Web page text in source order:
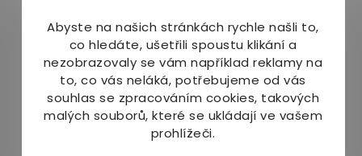
Abyste na našich stránkách rychle našli to,
co hledáte, ušetřili spoustu klikání a
nezobrazovaly se vám například reklamy na
to, co vás neláká, potřebujeme od vás
souhlas se zpracováním cookies, takových
malých souborů, které se ukládají ve vašem
prohlížeči.
Balení:
Náš tip:
Nakapejte na koule několik kapek esenciálního
a vložte k prádlu do sušičky. Prádlo bude